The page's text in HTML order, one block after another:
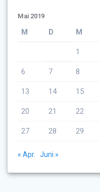
Mai 2019
M D M
1
6 7 8
13 14 15
20 21 22
27 28 29
« Apr. Juni »